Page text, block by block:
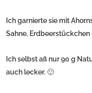
Ich garnierte sie mit
Sahne,
Ich selbst aß nur 90 g
auch lecker. 🙂